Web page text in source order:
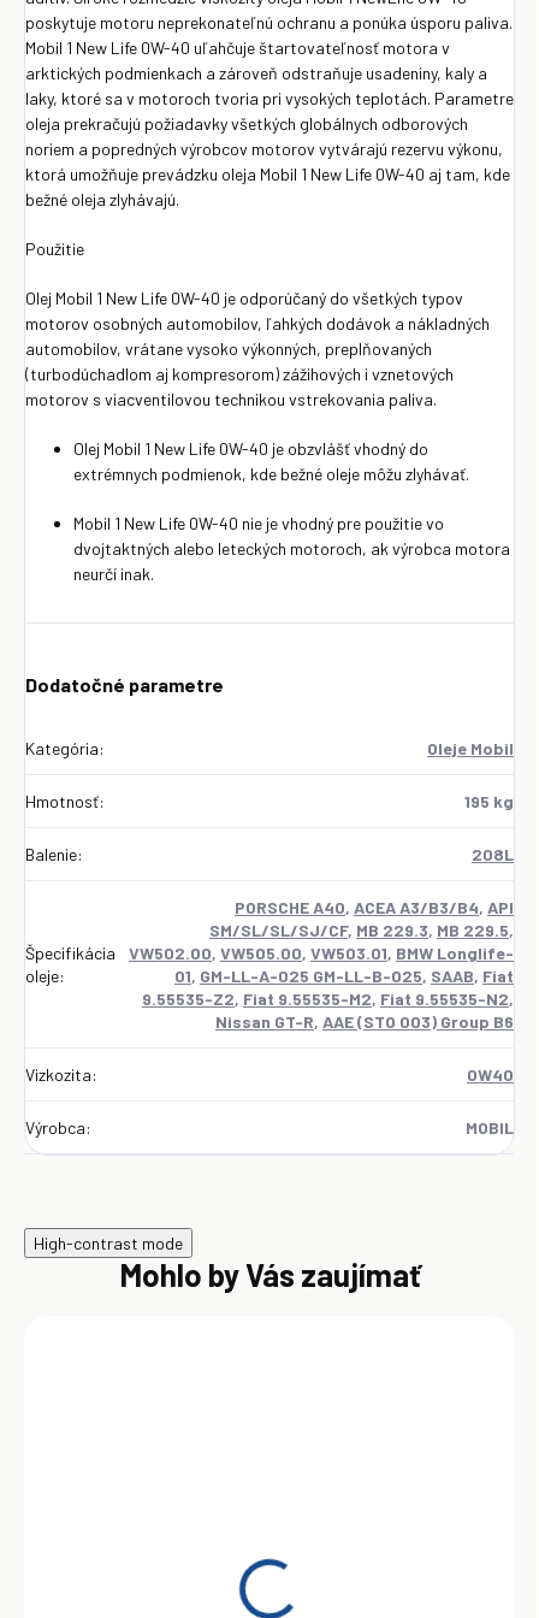
poskytuje motoru neprekonateľnú ochranu a ponúka úsporu paliva.
Mobil 1 New Life 0W-40 uľahčuje štartovateľnosť motora v
arktických podmienkach a zároveň odstraňuje usadeniny, kaly a
laky, ktoré sa v motoroch tvoria pri vysokých teplotách. Parametre
oleja prekračujú požiadavky všetkých globálnych odborových
noriem a popredných výrobcov motorov vytvárajú rezervu výkonu,
ktorá umožňuje prevádzku oleja Mobil 1 New Life 0W-40 aj tam, kde
bežné oleja zlyhávajú.
Použitie
Olej Mobil 1 New Life 0W-40 je odporúčaný do všetkých typov
motorov osobných automobilov, ľahkých dodávok a nákladných
automobilov, vrátane vysoko výkonných, preplňovaných
(turbodúchadlom aj kompresorom) zážihových i vznetových
motorov s viacventilovou technikou vstrekovania paliva.
Olej Mobil 1 New Life 0W-40 je obzvlášť vhodný do
extrémnych podmienok, kde bežné oleje môžu zlyhávať.
Mobil 1 New Life 0W-40 nie je vhodný pre použitie vo
dvojtaktných alebo leteckých motoroch, ak výrobca motora
neurčí inak.
Dodatočné parametre
Kategória: Oleje Mobil
Hmotnosť: 195 kg
Balenie: 208L
Špecifikácia
oleje:
PORSCHE A40, ACEA A3/B3/B4, API
SM/SL/SL/SJ/CF, MB 229.3, MB 229.5,
VW502.00, VW505.00, VW503.01, BMW Longlife-
01, GM-LL-A-025 GM-LL-B-025, SAAB, Fiat
9.55535-Z2, Fiat 9.55535-M2, Fiat 9.55535-N2,
Nissan GT-R, AAE (STO 003) Group B6
Vizkozita: 0W40
Výrobca: MOBIL
High-contrast mode
Mohlo by Vás zaujímať
Mobil 1 ESP X2 0W-20